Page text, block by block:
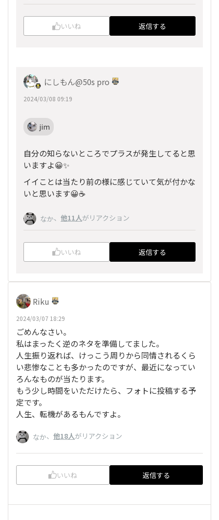
いいね 返信する
にしもん@50s pro
2024/03/08 09:19
jim
自分の知らないところでプラスが発生してると思
いますよ😀✨
イイことは当たり前の様に感じていて気が付かな
いと思います😀☕
なか、 他11人がリアクション
いいね 返信する
Riku
2024/03/07 18:29
ごめんなさい。
私はまったく逆のネタを準備してました。
人生振り返れば、けっこう周りから同情されるくら
い悲惨なことも多かったのですが、最近になってい
ろんなものが当たります。
もう少し時間をいただけたら、フォトに投稿する予
定です。
人生、転機があるもんですよ。
なか、 他18人がリアクション
いいね 返信する